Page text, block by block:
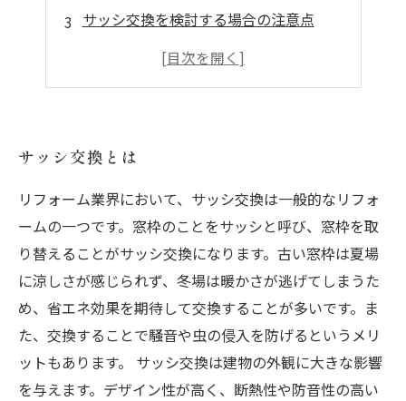
サッシ交換を検討する場合の注意点
サッシ交換の費用と工期について
サッシ交換とは
リフォーム業界において、サッシ交換は一般的なリフォ
ームの一つです。窓枠のことをサッシと呼び、窓枠を取
り替えることがサッシ交換になります。古い窓枠は夏場
に涼しさが感じられず、冬場は暖かさが逃げてしまうた
め、省エネ効果を期待して交換することが多いです。ま
た、交換することで騒音や虫の侵入を防げるというメリ
ットもあります。 サッシ交換は建物の外観に大きな影響
を与えます。デザイン性が高く、断熱性や防音性の高い